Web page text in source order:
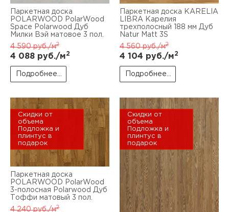
Паркетная доска
POLARWOOD PolarWood
Space Polarwood Дуб
Милки Вэй матовое 3 пол.
4 590руб./м2
4 088 руб./м2
Подробнее...
Паркетная доска KARELIA
LIBRA Карелия
трехполосный 188 мм Дуб
Natur Matt 3S
4 560руб./м2
4 104 руб./м2
Подробнее...
Скидки от
объема
Подложка и
плинтус в
подарок
Паркетная доска
POLARWOOD PolarWood
3-полосная Polarwood Дуб
Тоффи матовый 3 пол.
4 240руб./м2
Скидки от
объема
Подложка и
плинтус в
подарок